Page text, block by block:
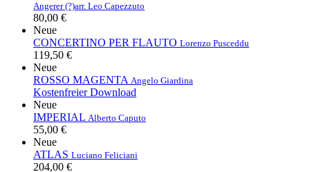
Angerer (?)arr. Leo Capezzuto
80,00 €
Neue
CONCERTINO PER FLAUTO Lorenzo Pusceddu
119,50 €
Neue
ROSSO MAGENTA Angelo Giardina
Kostenfreier Download
Neue
IMPERIAL Alberto Caputo
55,00 €
Neue
ATLAS Luciano Feliciani
204,00 €